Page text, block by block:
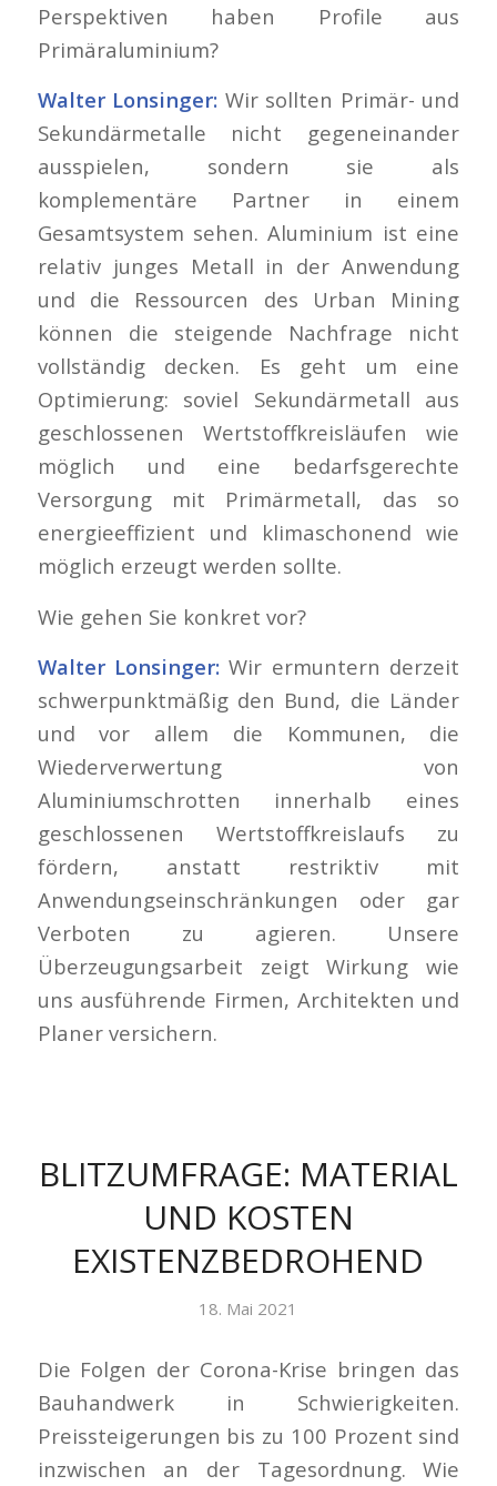
Perspektiven haben Profile aus
Primäraluminium?
Walter Lonsinger: Wir sollten Primär- und
Sekundärmetalle nicht gegeneinander
ausspielen, sondern sie als
komplementäre Partner in einem
Gesamtsystem sehen. Aluminium ist eine
relativ junges Metall in der Anwendung
und die Ressourcen des Urban Mining
können die steigende Nachfrage nicht
vollständig decken. Es geht um eine
Optimierung: soviel Sekundärmetall aus
geschlossenen Wertstoffkreisläufen wie
möglich und eine bedarfsgerechte
Versorgung mit Primärmetall, das so
energieeffizient und klimaschonend wie
möglich erzeugt werden sollte.
Wie gehen Sie konkret vor?
Walter Lonsinger: Wir ermuntern derzeit
schwerpunktmäßig den Bund, die Länder
und vor allem die Kommunen, die
Wiederverwertung von
Aluminiumschrotten innerhalb eines
geschlossenen Wertstoffkreislaufs zu
fördern, anstatt restriktiv mit
Anwendungseinschränkungen oder gar
Verboten zu agieren. Unsere
Überzeugungsarbeit zeigt Wirkung wie
uns ausführende Firmen, Architekten und
Planer versichern.
BLITZUMFRAGE: MATERIAL
UND KOSTEN
EXISTENZBEDROHEND
18. Mai 2021
Die Folgen der Corona-Krise bringen das
Bauhandwerk in Schwierigkeiten.
Preissteigerungen bis zu 100 Prozent sind
inzwischen an der Tagesordnung. Wie